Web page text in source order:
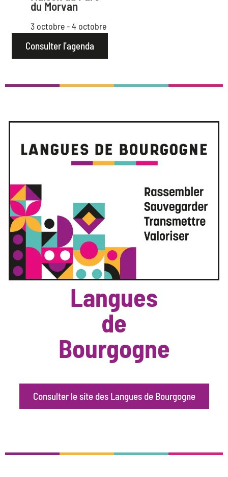
du Morvan
3 octobre-4 octobre
Consulter l'agenda
Langues
de
Bourgogne
Consulter le site des Langues de Bourgogne